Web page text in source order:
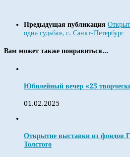
Предыдущая публикация
одна судьба», г. Санкт-Петербург
Вам может также понравиться...
Юбилейный вечер «25
01.02.2025
Открытие выставки из фондов
Толстого